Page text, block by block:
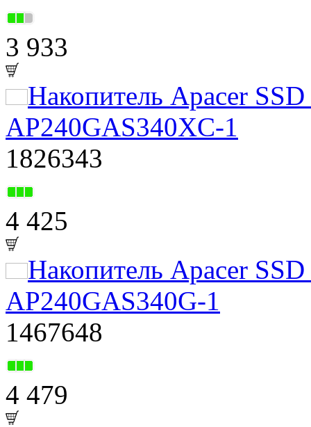
3 933
Накопитель Apacer
AP240GAS340XC-1
1826343
4 425
Накопитель Apacer
AP240GAS340G-1
1467648
4 479